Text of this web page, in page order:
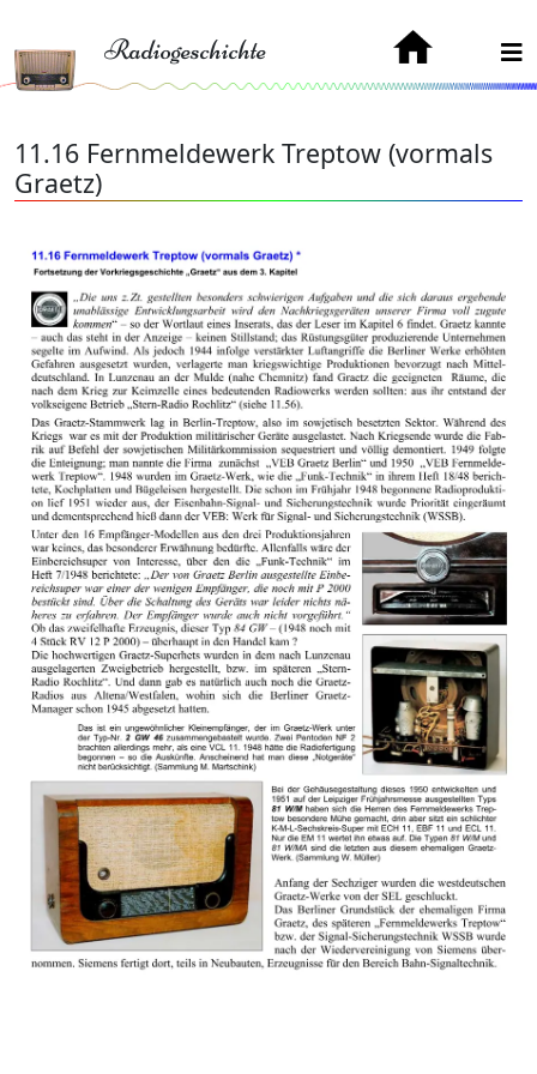
Radiogeschichte
11.16 Fernmeldewerk Treptow (vormals
Graetz)